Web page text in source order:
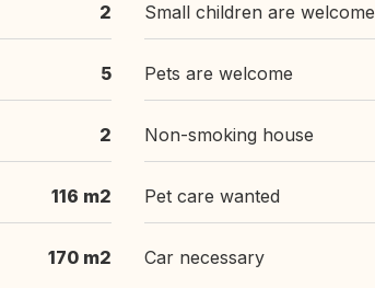
2
5
2
116 m2
170 m2
Small children are welcome
Pets are welcome
Non-smoking house
Pet care wanted
Car necessary